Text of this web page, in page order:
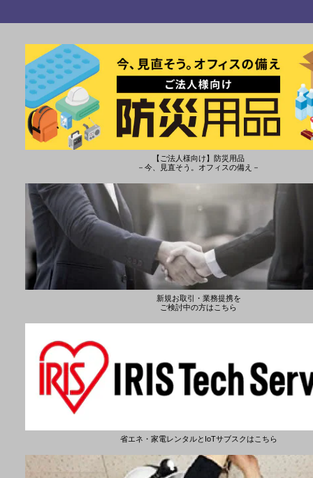
【ご法人様向け】防災用品
－今、見直そう。オフィスの備え－
新規お取引・業務提携を
ご検討中の方はこちら
省エネ・家電レンタルとIoTサブスクはこちら